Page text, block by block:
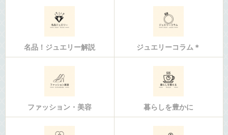
名品！ジュエリー解説 ジュエリーコラム＊
ファッション・美容 暮らしを豊かに